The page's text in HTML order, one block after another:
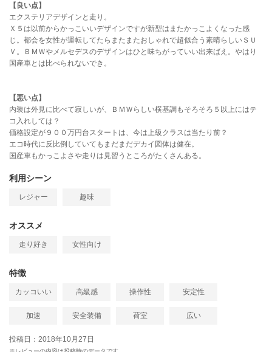
【良い点】
エクステリアデザインと走り。
Ｘ５は以前からかっこいいデザインですが新型はまたかっこよくなった感
じ。都会を女性が運転してたらまたまたおしゃれで超似合う素晴らしいＳＵ
Ｖ。ＢＭＷやメルセデスのデザインはひと味ちがっていい出来ばえ。やはり
国産車とは比べられないでき。
【悪い点】
内装は外見に比べて寂しいが、ＢＭＷらしい横基調もそろそろ５以上にはテ
コ入れしては？
価格設定が９００万円台スタートは、今は上級クラスは当たり前？
エコ時代に反比例していてもまだまだデカイ図体は健在。
国産車もかっこよさや走りは見習うところがたくさんある。
利用シーン
レジャー 趣味
オススメ
走り好き 女性向け
特徴
カッコいい 高級感 操作性 安定性
加速 安全装備 荷室 広い
投稿日：2018年10月27日